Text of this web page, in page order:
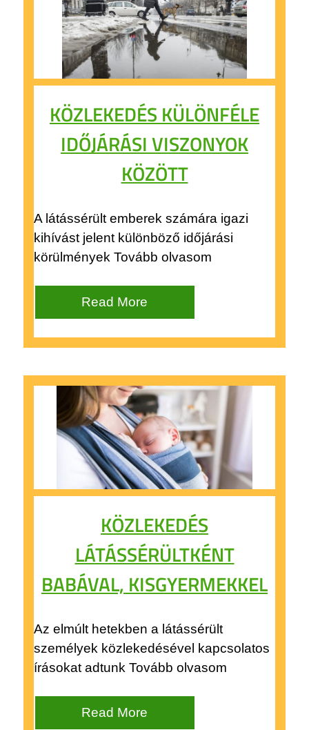
KÖZLEKEDÉS KÜLÖNFÉLE
IDŐJÁRÁSI VISZONYOK
KÖZÖTT
A látássérült emberek számára igazi
kihívást jelent különböző időjárási
körülmények Tovább olvasom
Read More
KÖZLEKEDÉS
LÁTÁSSÉRÜLTKÉNT
BABÁVAL, KISGYERMEKKEL
Az elmúlt hetekben a látássérült
személyek közlekedésével kapcsolatos
írásokat adtunk Tovább olvasom
Read More